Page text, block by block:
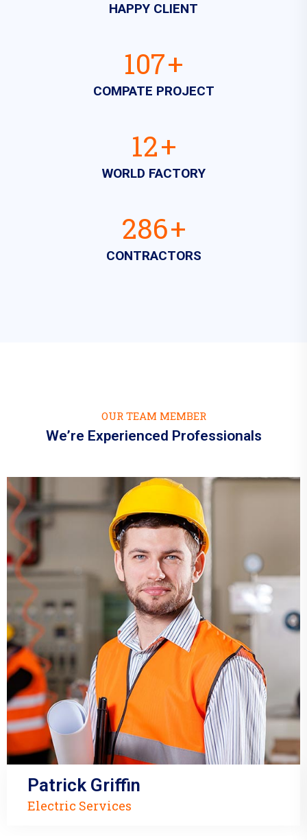
HAPPY CLIENT
175+
COMPATE PROJECT
19+
WORLD FACTORY
469+
CONTRACTORS
OUR TEAM MEMBER
We’re Experienced Professionals
Rayhan Khan
Roof Maintenance